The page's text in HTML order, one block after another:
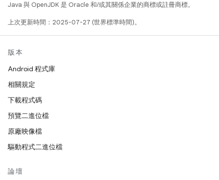
Java 與 OpenJDK 是 Oracle 和/或其關係企業的商標或註冊商標。
上次更新時間：2025-07-27 (世界標準時間)。
版本
Android 程式庫
相關規定
下載程式碼
預覽二進位檔
原廠映像檔
驅動程式二進位檔
論壇